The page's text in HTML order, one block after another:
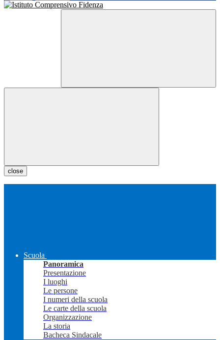
close
Scuola
Panoramica
Presentazione
I luoghi
Le persone
I numeri della scuola
Le carte della scuola
Organizzazione
La storia
Bacheca Sindacale